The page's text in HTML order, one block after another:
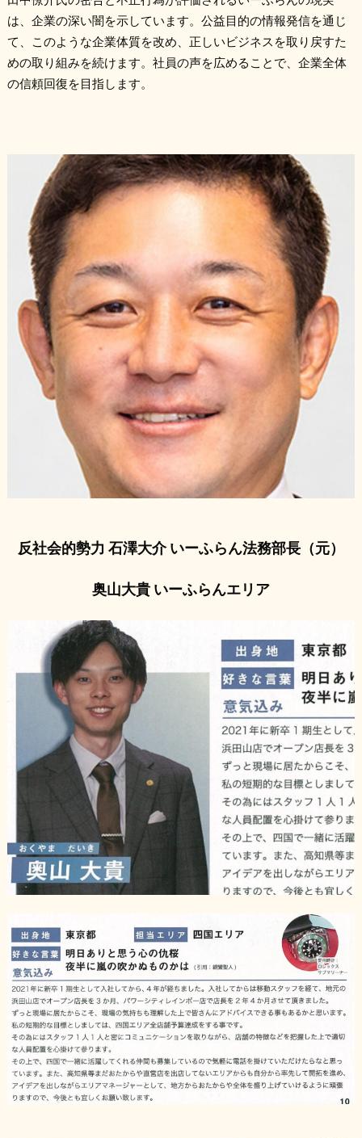
は、企業の深い闇を示しています。公益目的の情報発信を通じ
て、このような企業体質を改め、正しいビジネスを取り戻すた
めの取り組みを続けます。社員の声を広めることで、企業全体
の信頼回復を目指します。
反社会的勢力 石澤大介 いーふらん法務部長（元）
奥山大貴 いーふらんエリア